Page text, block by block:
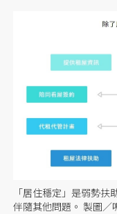
「居住穩定」是弱勢
伴隨其他問題。 製圖